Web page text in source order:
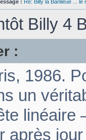
: Re: Billy la Banlieue ... le
Billy 4
:
1986.
un
linéaire
après